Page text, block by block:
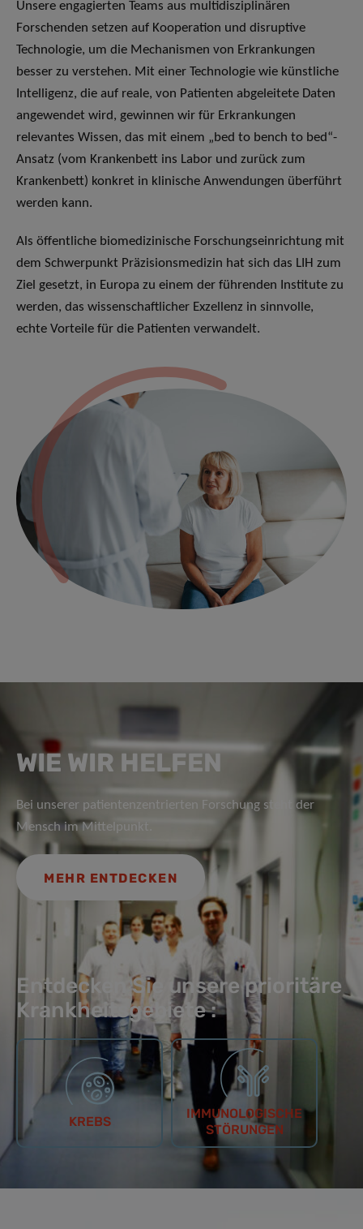
Unsere engagierten Teams aus multidisziplinären
Forschenden setzen auf Kooperation und disruptive
Technologie, um die Mechanismen von Erkrankungen
besser zu verstehen. Mit einer Technologie wie künstliche
Intelligenz, die auf reale, von Patienten abgeleitete Daten
angewendet wird, gewinnen wir für Erkrankungen
relevantes Wissen, das mit einem „bed to bench to bed“-
Ansatz (vom Krankenbett ins Labor und zurück zum
Krankenbett) konkret in klinische Anwendungen überführt
werden kann.
Als öffentliche biomedizinische Forschungseinrichtung mit
dem Schwerpunkt Präzisionsmedizin hat sich das LIH zum
Ziel gesetzt, in Europa zu einem der führenden Institute zu
werden, das wissenschaftlicher Exzellenz in sinnvolle,
echte Vorteile für die Patienten verwandelt.
WIE WIR HELFEN
Bei unserer patientenzentrierten Forschung steht der
Mensch im Mittelpunkt.
MEHR ENTDECKEN
Entdecken Sie unsere prioritäre
Krankheitsgebiete :
KREBS
IMMUNOLOGISCHE
STÖRUNGEN